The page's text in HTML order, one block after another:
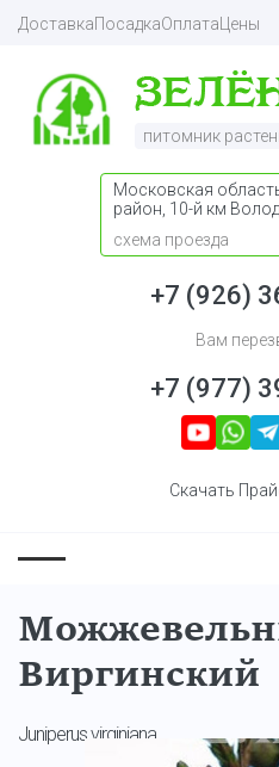
ДоставкаПосадкаОплата Цены
питомник
Московская
район, 10-й км
схема проезда
+7 (926)
Вам
+7 (977)
Скачать
Виргинский
Juniperus virginiana